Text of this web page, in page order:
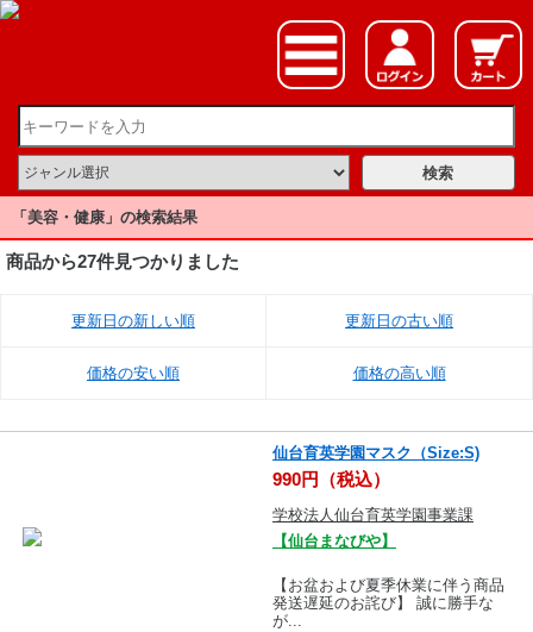
「美容・健康」の検索結果
商品から27件見つかりました
更新日の新しい順 更新日の古い順
価格の安い順 価格の高い順
仙台育英学園マスク（Size:S)
990円（税込）
学校法人仙台育英学園事業課
【仙台まなびや】
【お盆および夏季休業に伴う商品
発送遅延のお詫び】 誠に勝手な
が...